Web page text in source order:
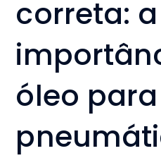
correta: a
óleo